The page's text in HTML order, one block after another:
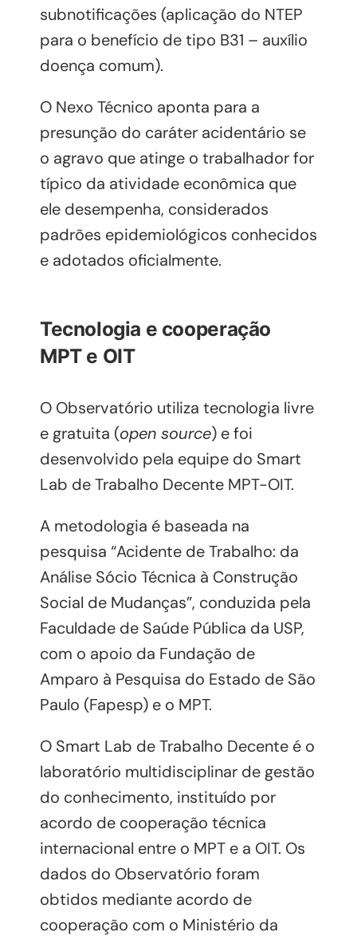
subnotificações (aplicação do NTEP
para o benefício de tipo B31 – auxílio
doença comum).
O Nexo Técnico aponta para a
presunção do caráter acidentário se
o agravo que atinge o trabalhador for
típico da atividade econômica que
ele desempenha, considerados
padrões epidemiológicos conhecidos
e adotados oficialmente.
Tecnologia e cooperação
MPT e OIT
O Observatório utiliza tecnologia livre
e gratuita (open source) e foi
desenvolvido pela equipe do Smart
Lab de Trabalho Decente MPT-OIT.
A metodologia é baseada na
pesquisa “Acidente de Trabalho: da
Análise Sócio Técnica à Construção
Social de Mudanças”, conduzida pela
Faculdade de Saúde Pública da USP,
com o apoio da Fundação de
Amparo à Pesquisa do Estado de São
Paulo (Fapesp) e o MPT.
O Smart Lab de Trabalho Decente é o
laboratório multidisciplinar de gestão
do conhecimento, instituído por
acordo de cooperação técnica
internacional entre o MPT e a OIT. Os
dados do Observatório foram
obtidos mediante acordo de
cooperação com o Ministério da